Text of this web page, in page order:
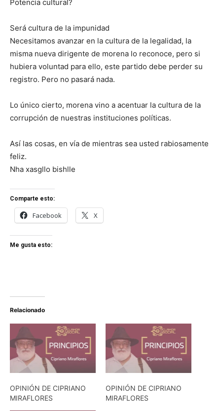
Potencia cultural?
Será cultura de la impunidad
Necesitamos avanzar en la cultura de la legalidad, la
misma nueva dirigente de morena lo reconoce, pero si
hubiera voluntad para ello, este partido debe perder su
registro. Pero no pasará nada.
Lo único cierto, morena vino a acentuar la cultura de la
corrupción de nuestras instituciones políticas.
Así las cosas, en vía de mientras sea usted rabiosamente
feliz.
Nha xasgllo bishlle
Comparte esto:
Facebook X
Me gusta esto:
Relacionado
OPINIÓN DE CIPRIANO
MIRAFLORES
OPINIÓN DE CIPRIANO
MIRAFLORES